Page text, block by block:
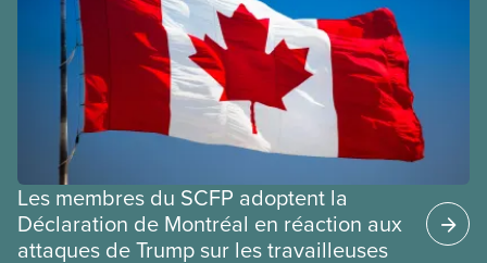
Les membres du SCFP adoptent la
Déclaration de Montréal en réaction aux
attaques de Trump sur les travailleuses